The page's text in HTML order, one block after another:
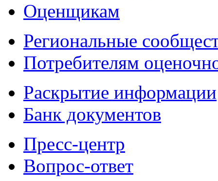
Оценщикам
Региональные
Потребителям
Раскрытие информации
Банк документов
Пресс-центр
Вопрос-ответ